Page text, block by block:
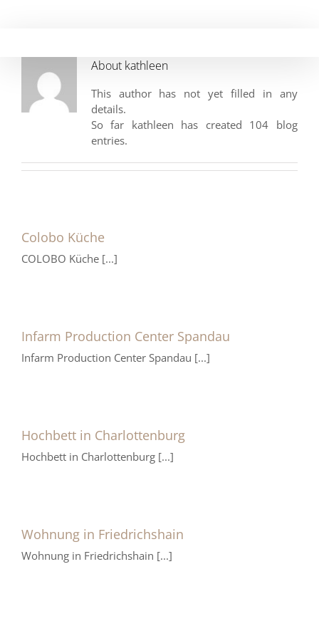
About kathleen
This author has not yet filled in any
details.
So far kathleen has created 104 blog
entries.
Colobo Küche
COLOBO Küche [...]
Infarm Production Center Spandau
Infarm Production Center Spandau [...]
Hochbett in Charlottenburg
Hochbett in Charlottenburg [...]
Wohnung in Friedrichshain
Wohnung in Friedrichshain [...]